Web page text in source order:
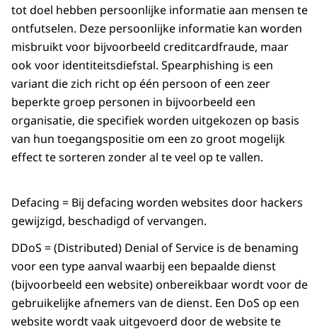
tot doel hebben persoonlijke informatie aan mensen te
ontfutselen. Deze persoonlijke informatie kan worden
misbruikt voor bijvoorbeeld creditcardfraude, maar
ook voor identiteitsdiefstal. Spearphishing is een
variant die zich richt op één persoon of een zeer
beperkte groep personen in bijvoorbeeld een
organisatie, die specifiek worden uitgekozen op basis
van hun toegangspositie om een zo groot mogelijk
effect te sorteren zonder al te veel op te vallen.
Defacing = Bij defacing worden websites door hackers
gewijzigd, beschadigd of vervangen.
DDoS = (Distributed) Denial of Service is de benaming
voor een type aanval waarbij een bepaalde dienst
(bijvoorbeeld een website) onbereikbaar wordt voor de
gebruikelijke afnemers van de dienst. Een DoS op een
website wordt vaak uitgevoerd door de website te